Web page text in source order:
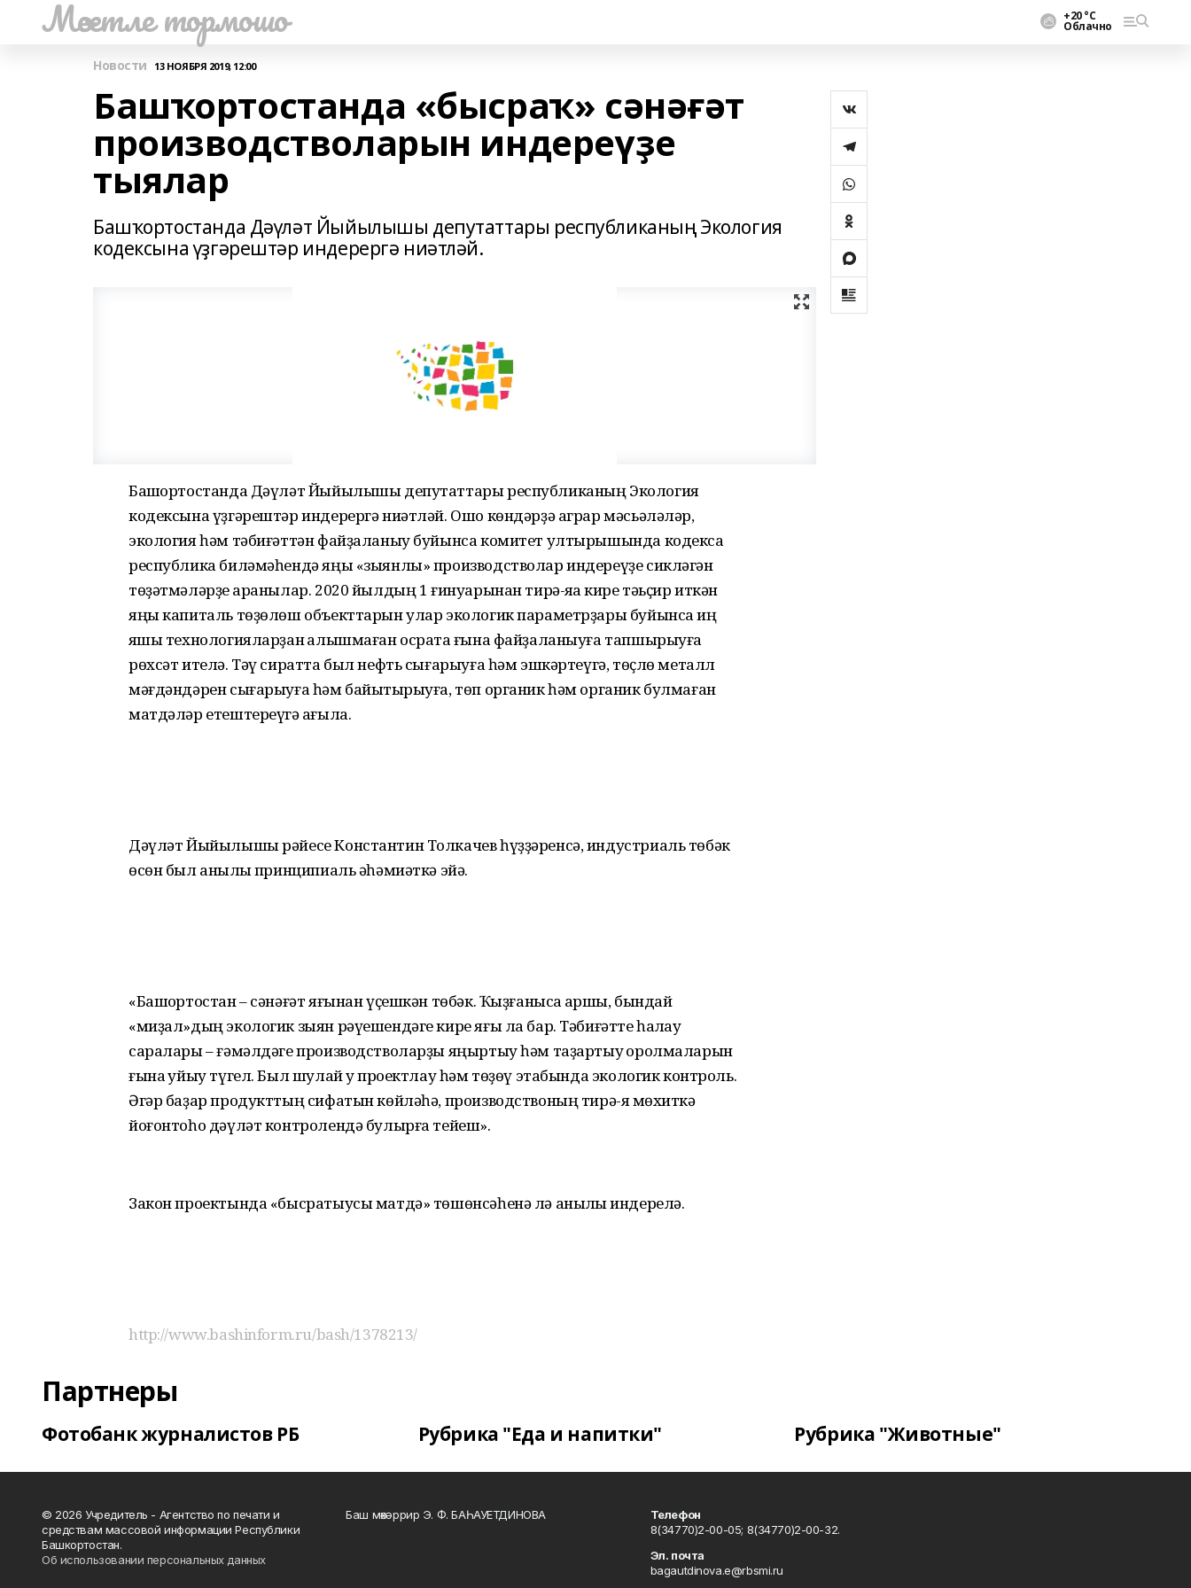
Мәсетле тормошо +20 °С
Облачно
Новости 13 НОЯБРЯ 2019, 12:00
Башҡортостанда «бысраҡ» сәнәғәт
производстволарын индереүҙе
тыялар
Башҡортостанда Дәүләт Йыйылышы депутаттары республиканың Экология
кодексына үҙгәрештәр индерергә ниәтләй.
Башҡортостанда Дәүләт Йыйылышы депутаттары республиканың Экология
кодексына үҙгәрештәр индерергә ниәтләй. Ошо көндәрҙә аграр мәсьәләләр,
экология һәм тәбиғәттән файҙаланыу буйынса комитет ултырышында кодексҡа
республика биләмәһендә яңы «зыянлы» производстволар индереүҙе сикләгән
төҙәтмәләрҙе ҡаранылар. 2020 йылдың 1 ғинуарынан тирә-яҡҡа кире тәьҫир иткән
яңы капиталь төҙөлөш объекттарын улар экологик параметрҙары буйынса иң
яҡшы технологияларҙан ҡалышмаған осраҡта ғына файҙаланыуға тапшырыуға
рөхсәт ителә. Тәү сиратта был нефть сығарыуға һәм эшкәртеүгә, төҫлө металл
мәғдәндәрен сығарыуға һәм байыҡтырыуға, төп органик һәм органик булмаған
матдәләр етештереүгә ҡағыла.
Дәүләт Йыйылышы рәйесе Константин Толкачев һүҙҙәренсә, индустриаль төбәк
өсөн был аныҡлыҡ принципиаль әһәмиәткә эйә.
«Башҡортостан – сәнәғәт яғынан үҫешкән төбәк. Ҡыҙғанысҡа ҡаршы, бындай
«миҙал»дың экологик зыян рәүешендәге кире яғы ла бар. Тәбиғәтте һаҡлау
саралары – ғәмәлдәге производстволарҙы яңыртыу һәм таҙартыу ҡоролмаларын
ғына ҡуйыу түгел. Был шулай уҡ проектлау һәм төҙөү этабында экологик контроль.
Әгәр баҙар продукттың сифатын көйләһә, производствоның тирә-яҡ мөхиткә
йоғонтоһо дәүләт контролендә булырға тейеш».
Закон проектында «бысратыусы матдә» төшөнсәһенә лә аныҡлыҡ индерелә.
http://www.bashinform.ru/bash/1378213/
Партнеры
Фотобанк журналистов РБ Рубрика "Еда и напитки" Рубрика "Животные"
© 2026 Учредитель - Агентство по печати и
средствам массовой информации Республики
Башкортостан.
Об использовании персональных данных
Баш мөхәррир Э. Ф. БАҺАУЕТДИНОВА
Телефон
8(34770)2-00-05; 8(34770)2-00-32.
Эл. почта
bagautdinova.e@rbsmi.ru